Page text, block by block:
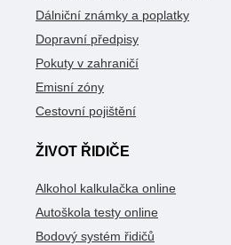
Dálniční známky a poplatky
Dopravní předpisy
Pokuty v zahraničí
Emisní zóny
Cestovní pojištění
ŽIVOT ŘIDIČE
Alkohol kalkulačka online
Autoškola testy online
Bodový systém řidičů